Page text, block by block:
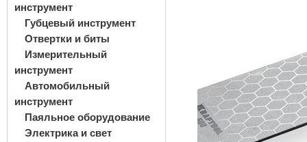
инструмент
Губцевый инструмент
Отвертки и биты
Измерительный
инструмент
Автомобильный
инструмент
Паяльное оборудование
Электрика и свет